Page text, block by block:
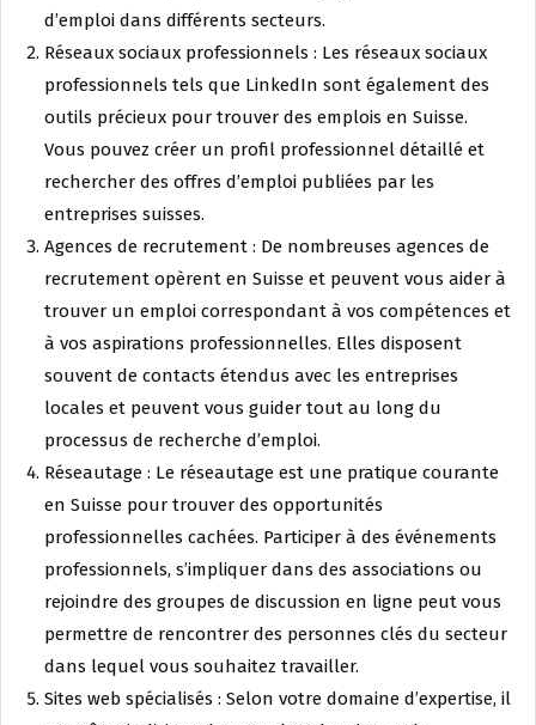
d’emploi dans différents secteurs.
Réseaux sociaux professionnels : Les réseaux sociaux
professionnels tels que LinkedIn sont également des
outils précieux pour trouver des emplois en Suisse.
Vous pouvez créer un profil professionnel détaillé et
rechercher des offres d’emploi publiées par les
entreprises suisses.
Agences de recrutement : De nombreuses agences de
recrutement opèrent en Suisse et peuvent vous aider à
trouver un emploi correspondant à vos compétences et
à vos aspirations professionnelles. Elles disposent
souvent de contacts étendus avec les entreprises
locales et peuvent vous guider tout au long du
processus de recherche d’emploi.
Réseautage : Le réseautage est une pratique courante
en Suisse pour trouver des opportunités
professionnelles cachées. Participer à des événements
professionnels, s’impliquer dans des associations ou
rejoindre des groupes de discussion en ligne peut vous
permettre de rencontrer des personnes clés du secteur
dans lequel vous souhaitez travailler.
Sites web spécialisés : Selon votre domaine d’expertise, il